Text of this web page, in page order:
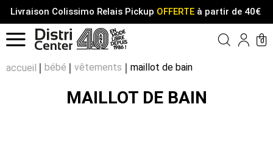
Livraison Colissimo Relais Pickup OFFERTEà partir de 40€
Menu
0
accueil bébé vêtements maillot de bain
MAILLOT DE BAIN